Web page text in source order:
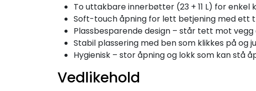
To uttakbare innerbøtter (23 + 11 L) for enkel
Soft-touch åpning for lett betjening med ett
Plassbesparende design – står tett mot vegg
Stabil plassering med ben som klikkes på og
Hygienisk – stor åpning og lokk som kan stå
Vedlikehold